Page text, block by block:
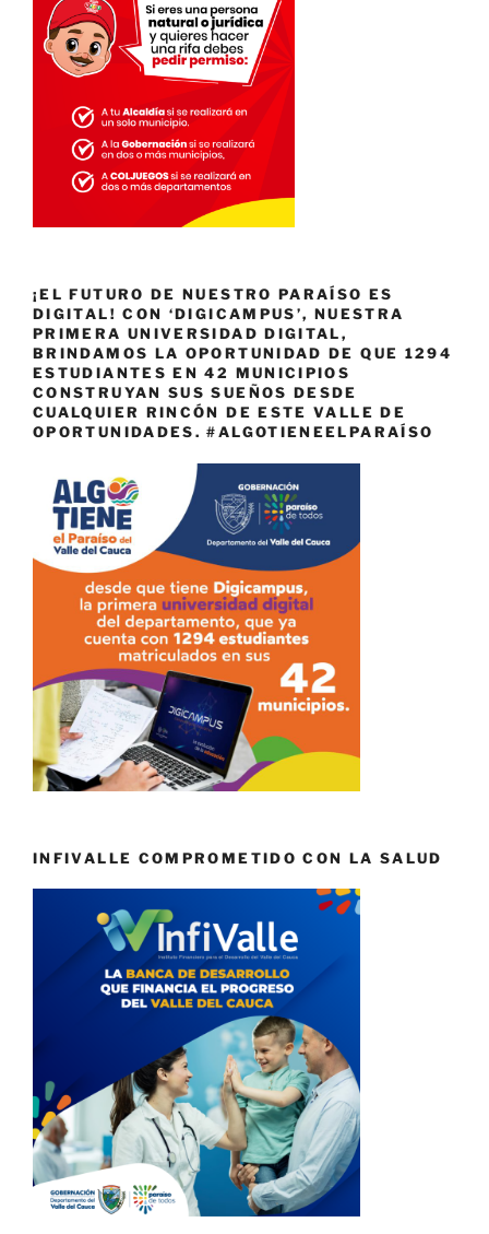
¡EL FUTURO DE NUESTRO PARAÍSO ES
DIGITAL! CON ‘DIGICAMPUS’, NUESTRA
PRIMERA UNIVERSIDAD DIGITAL,
BRINDAMOS LA OPORTUNIDAD DE QUE 1294
ESTUDIANTES EN 42 MUNICIPIOS
CONSTRUYAN SUS SUEÑOS DESDE
CUALQUIER RINCÓN DE ESTE VALLE DE
OPORTUNIDADES. #ALGOTIENEELPARAÍSO
INFIVALLE COMPROMETIDO CON LA SALUD